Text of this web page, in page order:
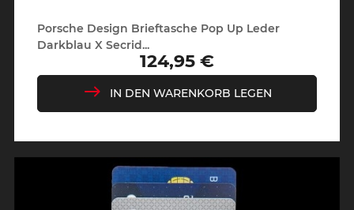
Porsche Design Brieftasche Pop Up Leder
Darkblau X Secrid...
Preis
124,95 €
IN DEN WARENKORB LEGEN